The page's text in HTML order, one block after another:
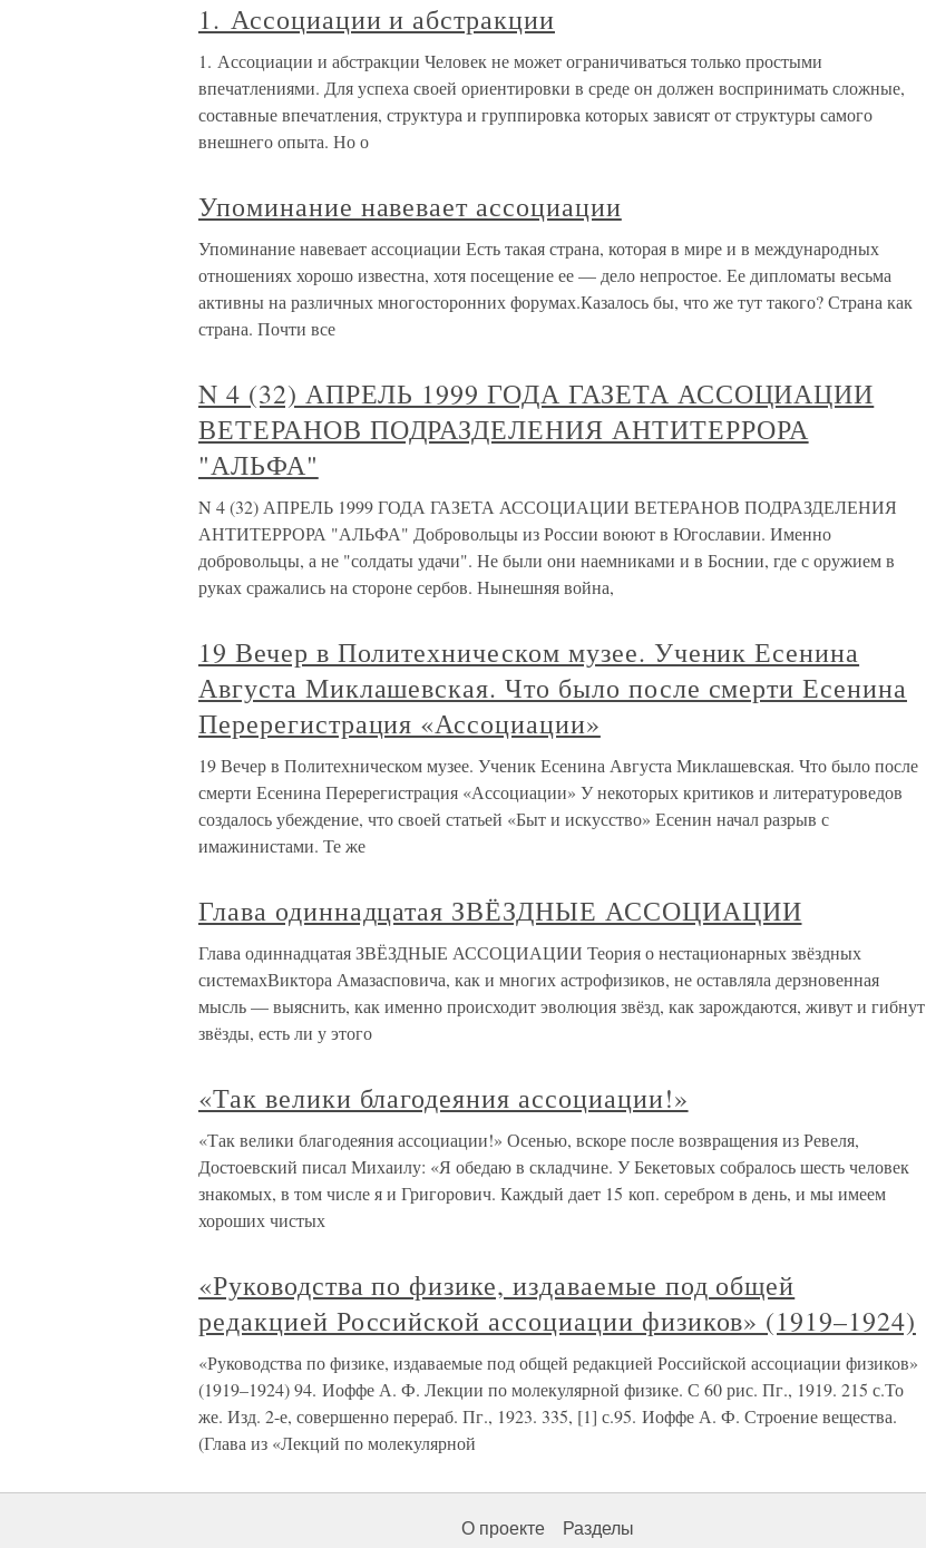
1. Ассоциации и абстракции
1. Ассоциации и абстракции Человек не может ограничиваться только простыми
впечатлениями. Для успеха своей ориентировки в среде он должен воспринимать сложные,
составные впечатления, структура и группировка которых зависят от структуры самого
внешнего опыта. Но о
Упоминание навевает ассоциации
Упоминание навевает ассоциации Есть такая страна, которая в мире и в международных
отношениях хорошо известна, хотя посещение ее — дело непростое. Ее дипломаты весьма
активны на различных многосторонних форумах.Казалось бы, что же тут такого? Страна как
страна. Почти все
N 4 (32) АПРЕЛЬ 1999 ГОДА ГАЗЕТА АССОЦИАЦИИ
ВЕТЕРАНОВ ПОДРАЗДЕЛЕНИЯ АНТИТЕРРОРА
"АЛЬФА"
N 4 (32) АПРЕЛЬ 1999 ГОДА ГАЗЕТА АССОЦИАЦИИ ВЕТЕРАНОВ ПОДРАЗДЕЛЕНИЯ
АНТИТЕРРОРА "АЛЬФА" Добровольцы из России воюют в Югославии. Именно
добровольцы, а не "солдаты удачи". Не были они наемниками и в Боснии, где с оружием в
руках сражались на стороне сербов. Нынешняя война,
19 Вечер в Политехническом музее. Ученик Есенина
Августа Миклашевская. Что было после смерти Есенина
Перерегистрация «Ассоциации»
19 Вечер в Политехническом музее. Ученик Есенина Августа Миклашевская. Что было после
смерти Есенина Перерегистрация «Ассоциации» У некоторых критиков и литературоведов
создалось убеждение, что своей статьей «Быт и искусство» Есенин начал разрыв с
имажинистами. Те же
Глава одиннадцатая ЗВЁЗДНЫЕ АССОЦИАЦИИ
Глава одиннадцатая ЗВЁЗДНЫЕ АССОЦИАЦИИ Теория о нестационарных звёздных
системахВиктора Амазасповича, как и многих астрофизиков, не оставляла дерзновенная
мысль — выяснить, как именно происходит эволюция звёзд, как зарождаются, живут и гибнут
звёзды, есть ли у этого
«Так велики благодеяния ассоциации!»
«Так велики благодеяния ассоциации!» Осенью, вскоре после возвращения из Ревеля,
Достоевский писал Михаилу: «Я обедаю в складчине. У Бекетовых собралось шесть человек
знакомых, в том числе я и Григорович. Каждый дает 15 коп. серебром в день, и мы имеем
хороших чистых
«Руководства по физике, издаваемые под общей
редакцией Российской ассоциации физиков» (1919–1924)
«Руководства по физике, издаваемые под общей редакцией Российской ассоциации физиков»
(1919–1924) 94. Иоффе А. Ф. Лекции по молекулярной физике. С 60 рис. Пг., 1919. 215 с.То
же. Изд. 2-е, совершенно перераб. Пг., 1923. 335, [1] с.95. Иоффе А. Ф. Строение вещества.
(Глава из «Лекций по молекулярной
О проекте Разделы